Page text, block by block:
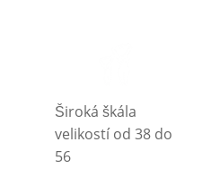
Široká škála
velikostí od 38 do
56